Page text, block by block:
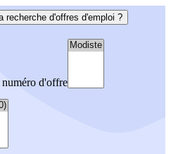
recherche d'offres d'emploi ?
d'offre